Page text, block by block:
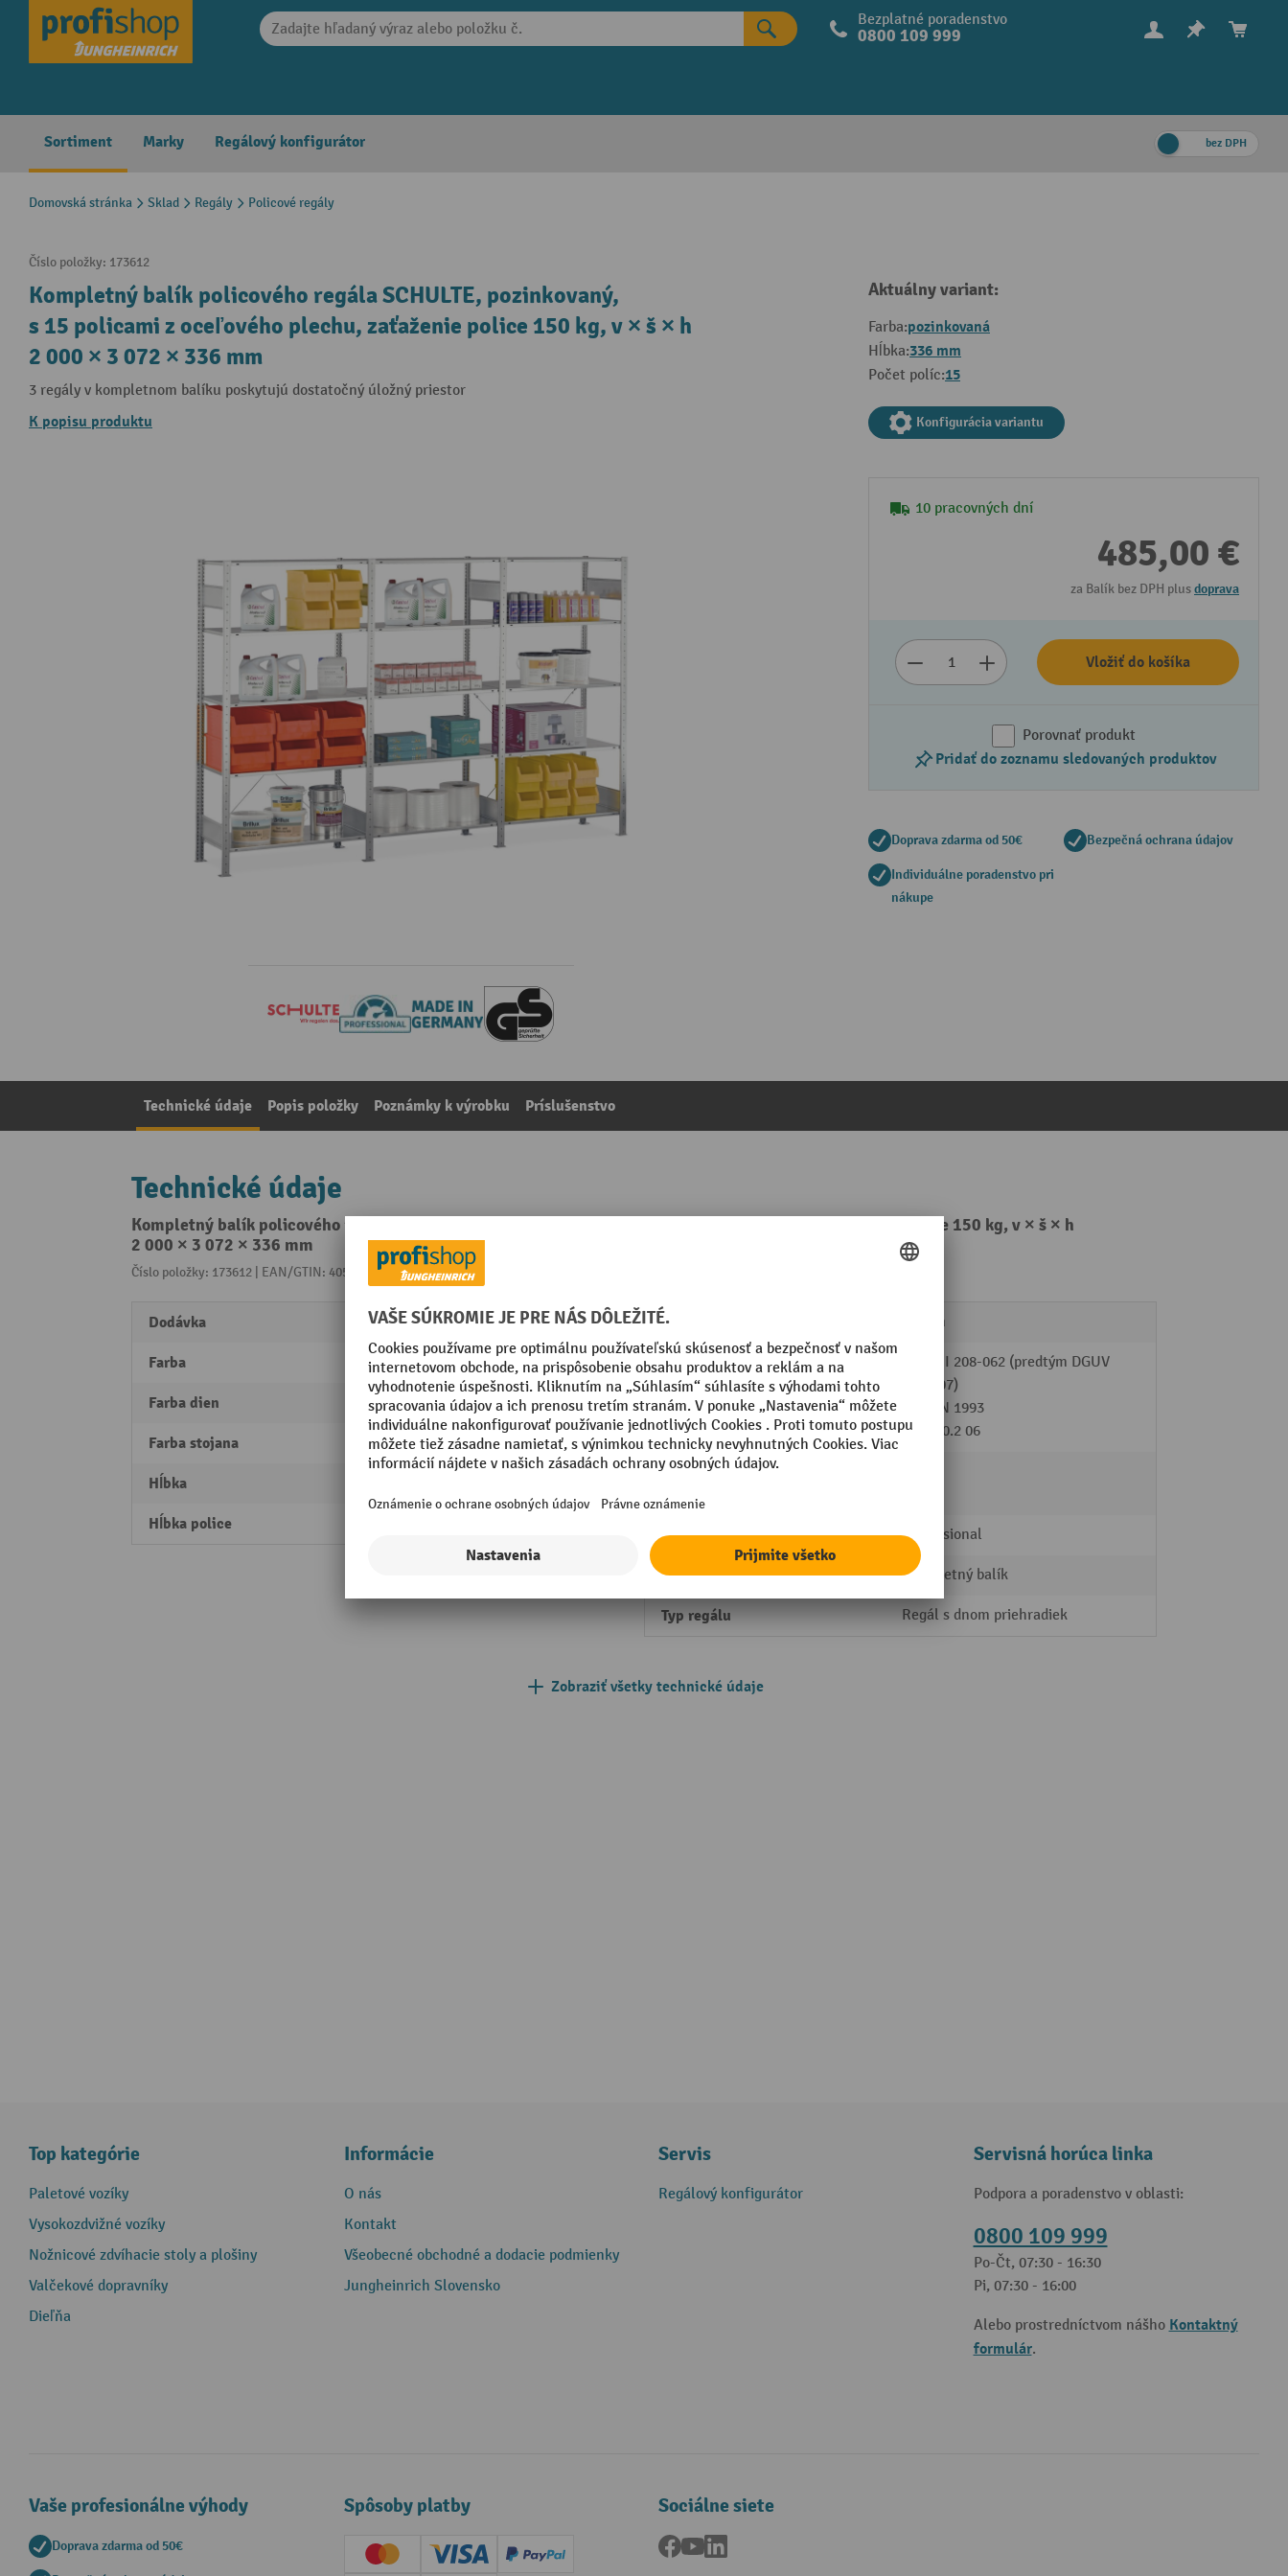
Skip to main navigation Bezplatné poradenstvo
0800 109 999
Sortiment Marky Regálový konfigurátor bez DPH
Domovská stránka Sklad Regály Policové regály
Číslo položky: 173612
Kompletný balík policového regála SCHULTE, pozinkovaný,
s 15 policami z oceľového plechu, zaťaženie police 150 kg, v × š × h
2 000 × 3 072 × 336 mm
3 regály v kompletnom balíku poskytujú dostatočný úložný priestor
K popisu produktu
Aktuálny variant:
Farba:pozinkovaná
Hĺbka:336 mm
Počet políc:15
Konfigurácia variantu
10 pracovných dní
485,00 €
za Balík bez DPH plusdoprava
Vložiť do košíka
Porovnať produkt
Pridať do zoznamu sledovaných produktov
Doprava zdarma od 50€ Bezpečná ochrana údajov
Individuálne poradenstvo pri
nákupe
Technické údaje Popis položky Poznámky k výrobku Príslušenstvo
Technické údaje
Kompletný balík policového regála SCHULTE, pozinkovaný, s 15 policami z oceľového plechu, zaťaženie police 150 kg, v × š × h
2 000 × 3 072 × 336 mm
Číslo položky: 173612 | EAN/GTIN: 4058255010066Z kategórie:
Dodávka rozložené
Farba pozinkovaná
Farba dien pozinkovaná
Farba stojana pozinkovaná
Hĺbka
Hĺbka police
Raster otvorov 25 mm
Regál podľa normy
DGUV-I 208-062 (predtým DGUV
108-007)
DIN EN 1993
FEM 10.2 06
Rozšíriteľné pomocou
nadstavbového poľa
Segmentu Professional
Typ regálového poľa Kompletný balík
Typ regálu Regál s dnom priehradiek
Zobraziť všetky technické údaje
Top kategórie
Paletové vozíky
Vysokozdvižné vozíky
Nožnicové zdvíhacie stoly a plošiny
Valčekové dopravníky
Dieľňa
Informácie
O nás
Kontakt
Všeobecné obchodné a dodacie podmienky
Jungheinrich Slovensko
Servis
Regálový konfigurátor
Servisná horúca linka
Podpora a poradenstvo v oblasti:
0800 109 999
Po-Čt, 07:30 - 16:30
Pi, 07:30 - 16:00
Alebo prostredníctvom nášho Kontaktný
formulár.
Vaše profesionálne výhody
Doprava zdarma od 50€
Spôsoby platby
Creditcard (Master)Creditcard (Visa)
PayPal
Sociálne siete
Facebook
YouTube